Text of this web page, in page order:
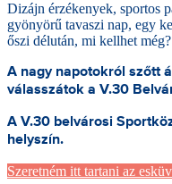
Dizájn érzékenyek, sportos
gyönyörű tavaszi nap, egy
őszi délután, mi kellhet még?
A nagy napotokról szőtt
válasszátok a V.30
A V.30 belvárosi
helyszín.
Szeretném itt tartani az